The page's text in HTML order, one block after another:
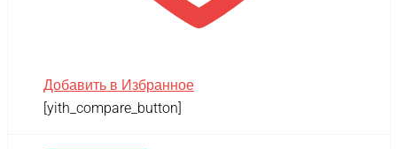
Добавить в Избранное
[yith_compare_button]